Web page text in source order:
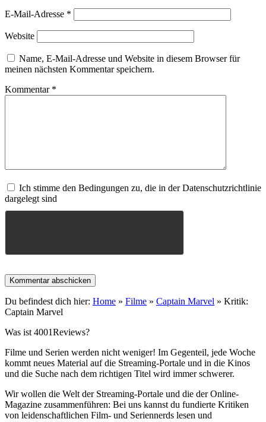
E-Mail-Adresse *
Website
Name, E-Mail-Adresse und Website in diesem Browser für
meinen nächsten Kommentar speichern.
Kommentar *
Ich stimme den Bedingungen zu, die in der Datenschutzrichtlinie
dargelegt sind
Du befindest dich hier: Home » Filme » Captain Marvel » Kritik:
Captain Marvel
Was ist 4001Reviews?
Filme und Serien werden nicht weniger! Im Gegenteil, jede Woche
kommt neues Material auf die Streaming-Portale und in die Kinos
und die Suche nach dem richtigen Titel wird immer schwerer.
Wir wollen die Welt der Streaming-Portale und die der Online-
Magazine zusammenführen: Bei uns kannst du fundierte Kritiken
von leidenschaftlichen Film- und Seriennerds lesen und